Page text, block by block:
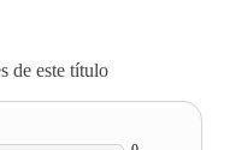
de este título